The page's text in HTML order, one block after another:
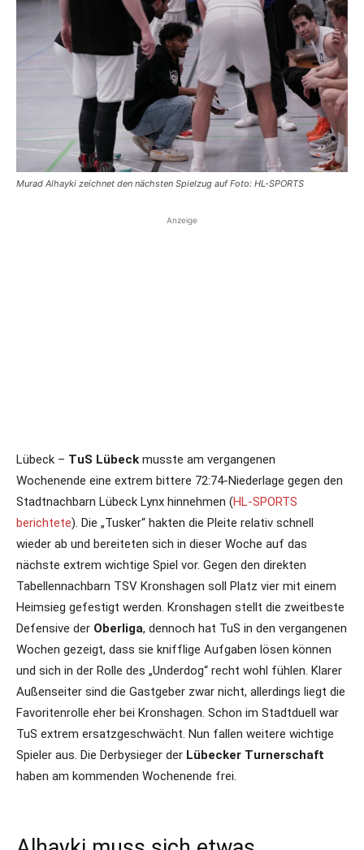
Murad Alhayki zeichnet den nächsten Spielzug auf Foto: HL-SPORTS
Anzeige
Lübeck – TuS Lübeck musste am vergangenen
Wochenende eine extrem bittere 72:74-Niederlage gegen den
Stadtnachbarn Lübeck Lynx hinnehmen (HL-SPORTS
berichtete). Die „Tusker“ hakten die Pleite relativ schnell
wieder ab und bereiteten sich in dieser Woche auf das
nächste extrem wichtige Spiel vor. Gegen den direkten
Tabellennachbarn TSV Kronshagen soll Platz vier mit einem
Heimsieg gefestigt werden. Kronshagen stellt die zweitbeste
Defensive der Oberliga, dennoch hat TuS in den vergangenen
Wochen gezeigt, dass sie knifflige Aufgaben lösen können
und sich in der Rolle des „Underdog“ recht wohl fühlen. Klarer
Außenseiter sind die Gastgeber zwar nicht, allerdings liegt die
Favoritenrolle eher bei Kronshagen. Schon im Stadtduell war
TuS extrem ersatzgeschwächt. Nun fallen weitere wichtige
Spieler aus. Die Derbysieger der Lübecker Turnerschaft
haben am kommenden Wochenende frei.